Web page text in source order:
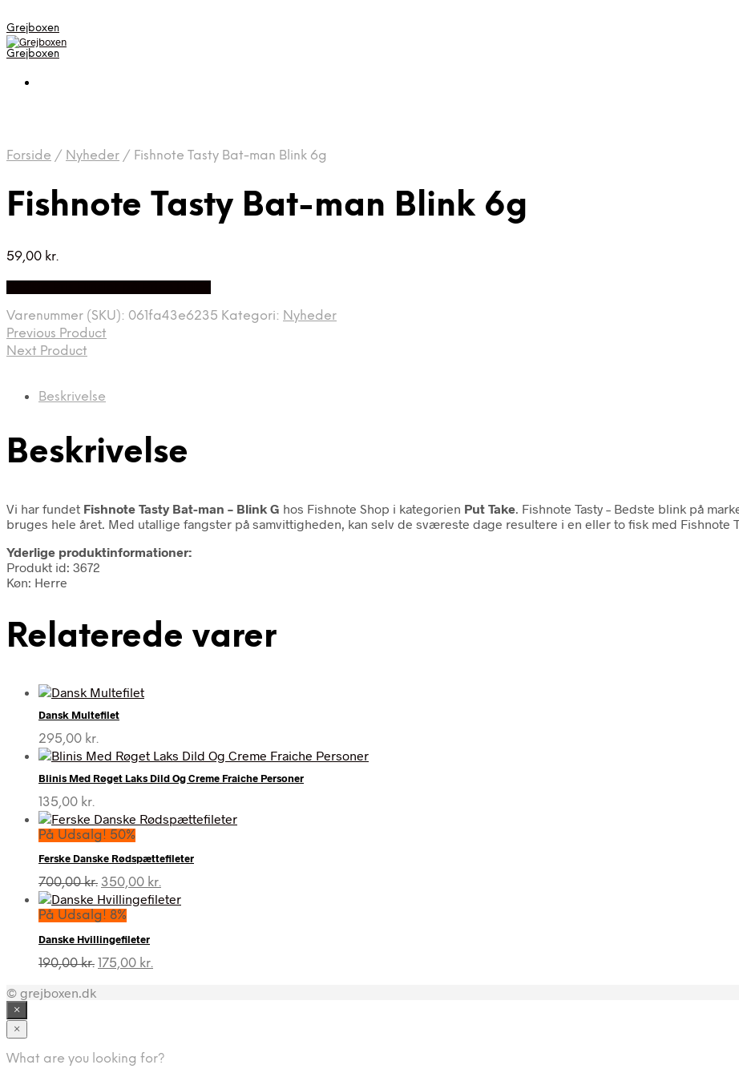
Grejboxen
Grejboxen
Forside / Nyheder / Fishnote Tasty Bat-man Blink 6g
Fishnote Tasty Bat-man Blink 6g
59,00 kr.
Varenummer (SKU): 061fa43e6235 Kategori: Nyheder
Previous Product
Next Product
Beskrivelse
Beskrivelse
Vi har fundet Fishnote Tasty Bat-man – Blink G hos Fishnote Shop i kategorien Put Take . Fishnote Tasty – Bedste blink på
bruges hele året. Med utallige fangster på samvittigheden, kan selv de sværeste dage resultere i en eller to fisk med Fishnote
Yderlige produktinformationer:
Produkt id: 3672
Køn: Herre
Relaterede varer
Dansk Multefilet
295,00 kr.
Blinis Med Røget Laks Dild Og Creme Fraiche Personer
135,00 kr.
På Udsalg! 50%
Ferske Danske Rødspættefileter
700,00kr. Den
oprindelige
pris
700,00 kr..
350,00 kr.
aktuelle
På Udsalg! 8%
Danske Hvillingefileter
190,00kr. Den
175,00 kr.
© grejboxen.dk
×
×
What are you looking for?